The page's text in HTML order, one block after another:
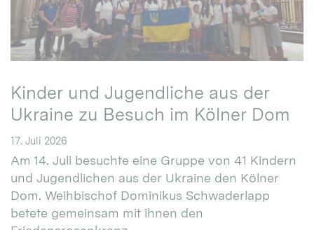
Kinder und Jugendliche aus der
Ukraine zu Besuch im Kölner Dom
17. Juli 2026
Am 14. Juli besuchte eine Gruppe von 41 Kindern
und Jugendlichen aus der Ukraine den Kölner
Dom. Weihbischof Dominikus Schwaderlapp
betete gemeinsam mit ihnen den